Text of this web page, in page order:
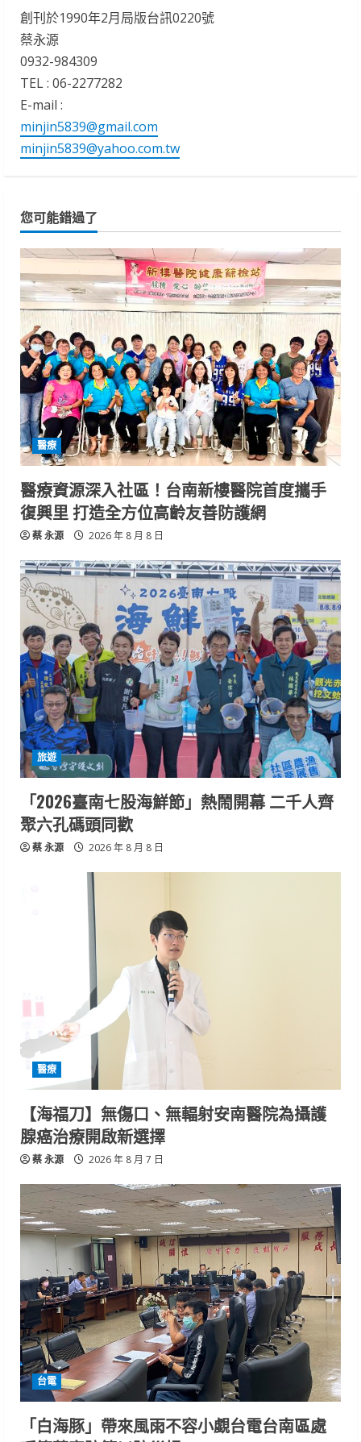
創刊於1990年2月局版台訊0220號
蔡永源
0932-984309
TEL : 06-2277282
E-mail :
minjin5839@gmail.com
minjin5839@yahoo.com.tw
您可能錯過了
醫療
醫療資源深入社區！台南新樓醫院首度攜手
復興里 打造全方位高齡友善防護網
蔡 永源 2026 年 8 月 8 日
旅遊
「2026臺南七股海鮮節」熱鬧開幕 二千人齊
聚六孔碼頭同歡
蔡 永源 2026 年 8 月 8 日
醫療
【海福刀】無傷口、無輻射安南醫院為攝護
腺癌治療開啟新選擇
蔡 永源 2026 年 8 月 7 日
台電
「白海豚」帶來風雨不容小覷台電台南區處